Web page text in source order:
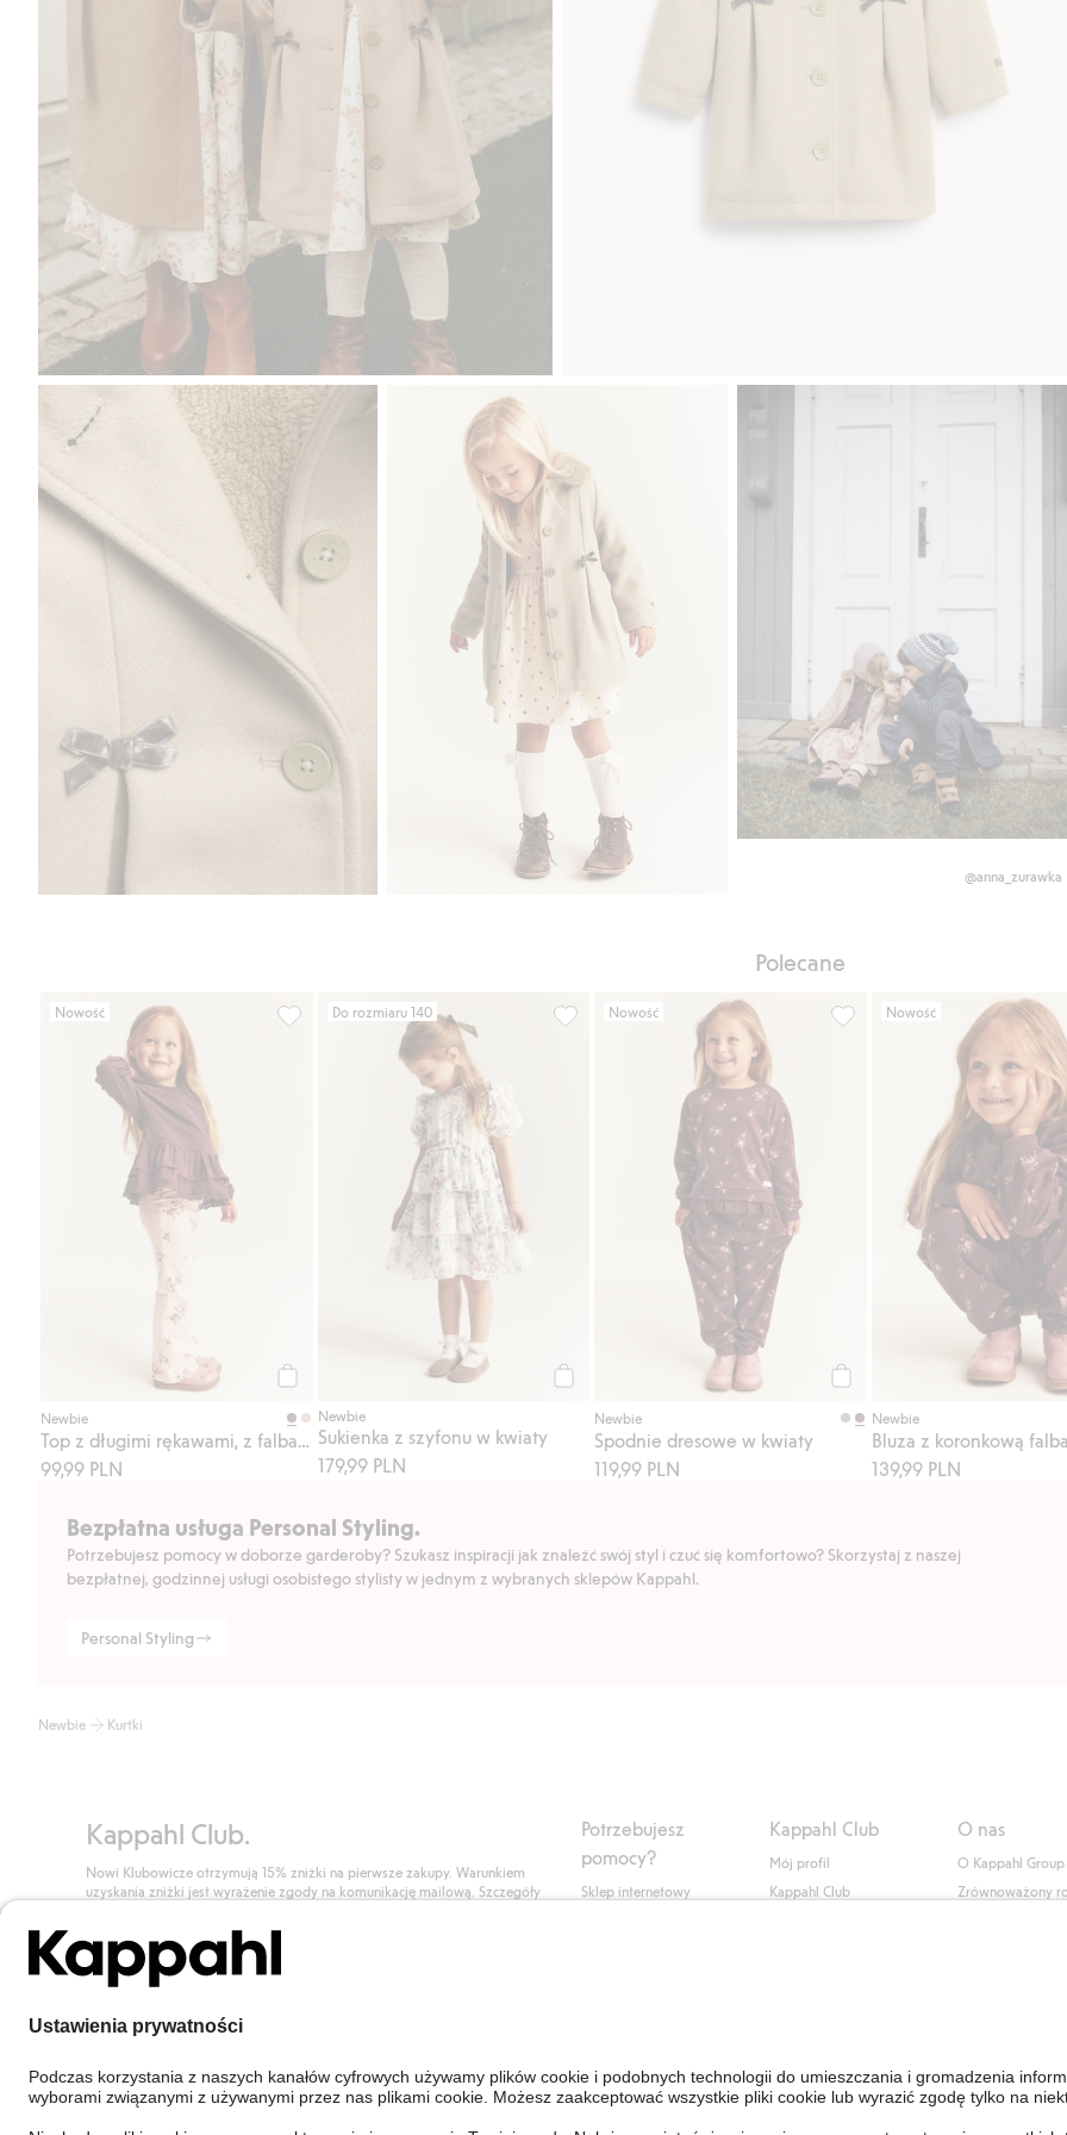
@anna_zurawka
Polecane
Nowość
Newbie
Top z długimi rękawami, z falbaną
99,99 PLN
Top z długimi rękawami, z falbaną, Dodaj do listy ulubione
Do rozmiaru 140
Newbie
Sukienka z szyfonu w kwiaty
179,99 PLN
Sukienka z szyfonu w kwiaty, Dodaj do listy ulubione
Nowość
Newbie
Spodnie dresowe w kwiaty
119,99 PLN
Spodnie dresowe w kwiaty,
Nowość
Newbie
Bluza z koronkową
139,99 PLN
Bezpłatna usługa Personal Styling.
Potrzebujesz pomocy w doborze garderoby? Szukasz inspiracji jak znaleźć swój styl i czuć się komfortowo? Skorzystaj z naszej
bezpłatnej, godzinnej usługi osobistego stylisty w jednym z wybranych sklepów Kappahl.
Personal Styling
Newbie Kurtki
Kappahl Club.
Nowi Klubowicze otrzymują 15% zniżki na pierwsze zakupy. Warunkiem
uzyskania zniżki jest wyrażenie zgody na komunikację mailową. Szczegóły
Dołącz do Klubu!
Potrzebujesz
pomocy?
Sklep internetowy
Personal Styling
Odstąp od umowy
Kappahl Club
Mój profil
Kappahl Club
O nas
O Kappahl Group
Zrównoważony